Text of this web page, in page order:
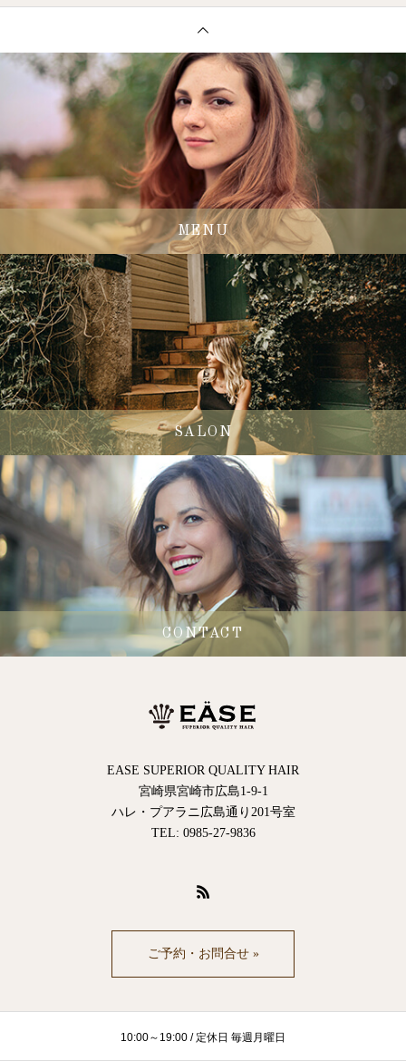
MENU
SALON
CONTACT
EASE SUPERIOR QUALITY HAIR
宮崎県宮崎市広島1-9-1
ハレ・プアラニ広島通り201号室
TEL: 0985-27-9836
ご予約・お問合せ »
10:00～19:00 / 定休日 毎週月曜日